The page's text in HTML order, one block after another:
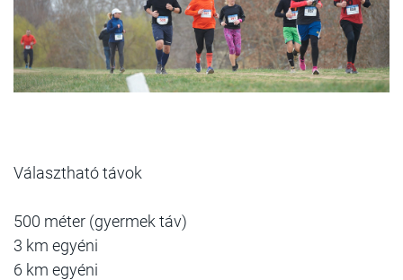
Választható távok
500 méter (gyermek táv)
3 km egyéni
6 km egyéni